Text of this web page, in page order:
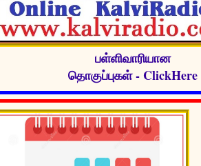
பள்ளிவாரியான
தொகுப்புகள் - ClickHere